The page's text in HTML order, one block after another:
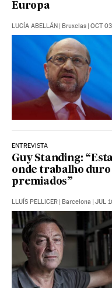
Europa
LUCÍA ABELLÁN | Bruxelas | OCT
ENTREVISTA
Guy Standing:
onde trabalho duro
premiados”
LLUÍS PELLICER | Barcelona | JUL